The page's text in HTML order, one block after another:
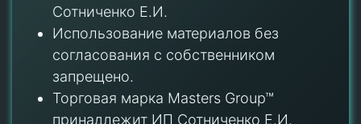
Сотниченко Е.И.
Использование материалов без
согласования с собственником
запрещено.
Торговая марка Masters Group™
принадлежит ИП Сотниченко Е.И.